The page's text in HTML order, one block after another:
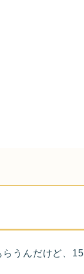
らうんだけど、15